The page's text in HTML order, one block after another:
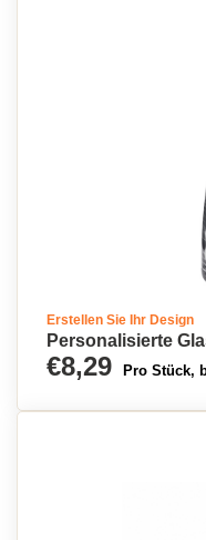
Erstellen Sie Ihr Design
Personalisierte
€8,29 Pro Stück,